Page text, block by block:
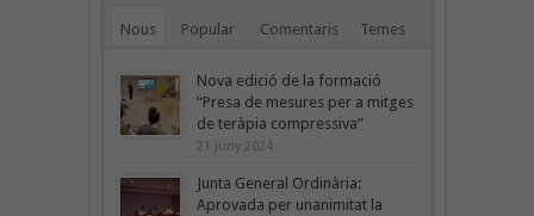
Nous Popular Comentaris Temes
Nova edició de la formació
“Presa de mesures per a mitges
de teràpia compressiva”
21 juny 2024
Junta General Ordinària:
Aprovada per unanimitat la